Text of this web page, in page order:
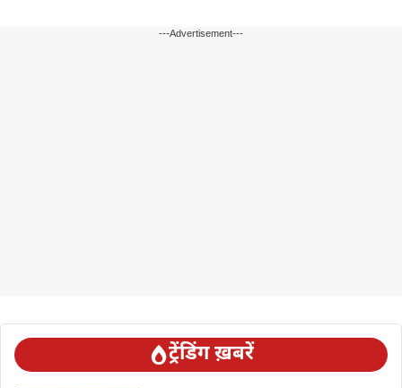
---Advertisement---
ट्रेंडिंग ख़बरें